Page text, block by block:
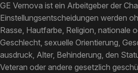
GE Vernova ist ein Arbeitgeber der
Einstellungsentscheidungen werden
Rasse, Hautfarbe, Religion, nationale
Geschlecht, sexuelle Orientierung,
ausdruck, Alter, Behinderung, den
Veteran oder andere gesetzlich